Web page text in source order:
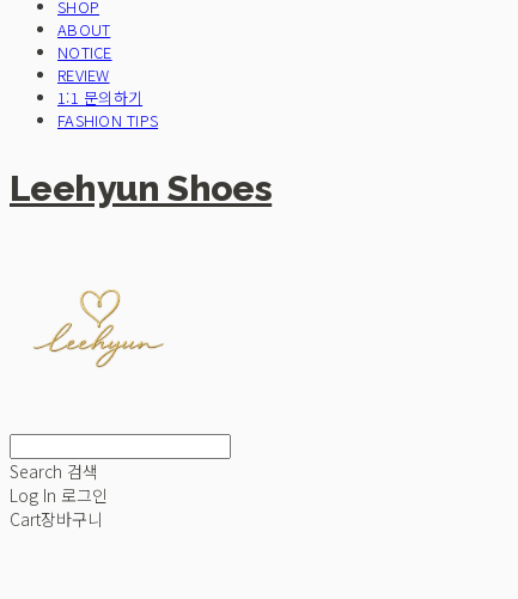
SHOP
ABOUT
NOTICE
REVIEW
1:1 문의하기
FASHION TIPS
Leehyun Shoes
Search 검색
Log In 로그인
Cart장바구니